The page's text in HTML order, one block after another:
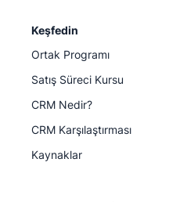
Keşfedin
Ortak Programı
Satış Süreci Kursu
CRM Nedir?
CRM Karşılaştırması
Kaynaklar